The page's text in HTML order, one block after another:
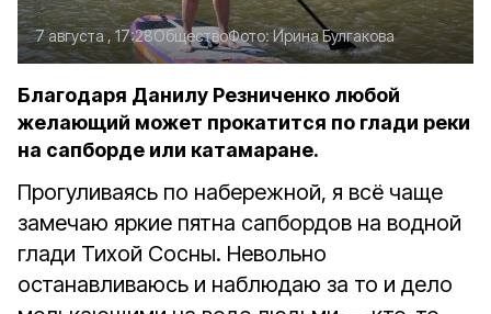
7 августа , 17:28ОбществоФото:Ирина Булгакова
Благодаря Данилу Резниченко любой
желающий может прокатится по глади реки
на сапборде или катамаране.
Прогуливаясь по набережной, я всё чаще
замечаю яркие пятна сапбордов на водной
глади Тихой Сосны. Невольно
останавливаюсь и наблюдаю за то и дело